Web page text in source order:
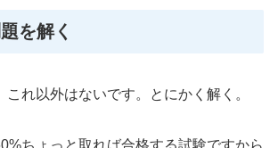
を解く
これ以外はないです。とにかく解く。
ちょっと取れば合格する試験ですから